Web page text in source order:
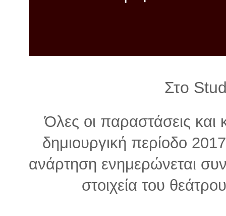
Στο
Όλες οι παραστάσεις και
δημιουργική περίοδο
ανάρτηση ενημερώνεται
στοιχεία του